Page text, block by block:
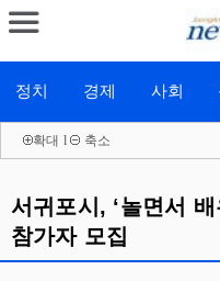
정치 경제 사회
확대 l 축소
서귀포시, ‘놀면서
참가자 모집